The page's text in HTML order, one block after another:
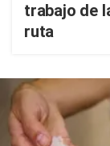
trabajo de
ruta